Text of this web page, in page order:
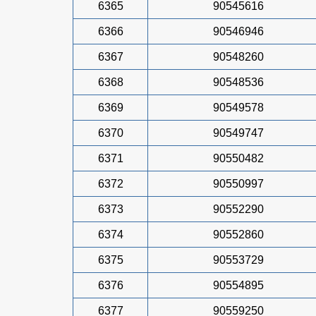
6365 90545616
6366 90546946
6367 90548260
6368 90548536
6369 90549578
6370 90549747
6371 90550482
6372 90550997
6373 90552290
6374 90552860
6375 90553729
6376 90554895
6377 90559250